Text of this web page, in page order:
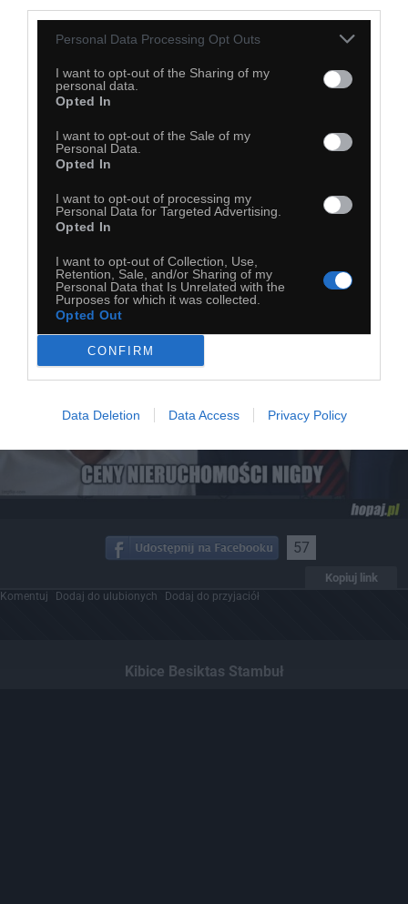
Personal Data Processing Opt Outs
I want to opt-out of the Sharing of my
personal data.
Opted In
I want to opt-out of the Sale of my
Personal Data.
Opted In
I want to opt-out of processing my
Personal Data for Targeted Advertising.
Opted In
I want to opt-out of Collection, Use,
Retention, Sale, and/or Sharing of my
Personal Data that Is Unrelated with the
Purposes for which it was collected.
Opted Out
CONFIRM
Data Deletion Data Access Privacy Policy
Rakiety
57
Kopiuj link
Komentuj Dodaj do ulubionych Dodaj do przyjaciół
Kibice Besiktas Stambuł